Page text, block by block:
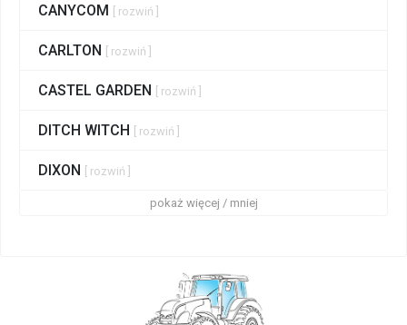
CANYCOM [ rozwiń ]
CARLTON [ rozwiń ]
CASTEL GARDEN [ rozwiń ]
DITCH WITCH [ rozwiń ]
DIXON [ rozwiń ]
pokaż więcej / mniej